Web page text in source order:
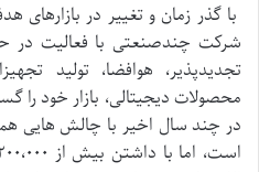
با گذر زمان و تغییر در
شرکت چندصنعتی با فعالیت در
تجدیدپذیر، هوافضا، تولید
محصولات دیجیتالی، بازار خود
در چند سال اخیر با چالش هایی